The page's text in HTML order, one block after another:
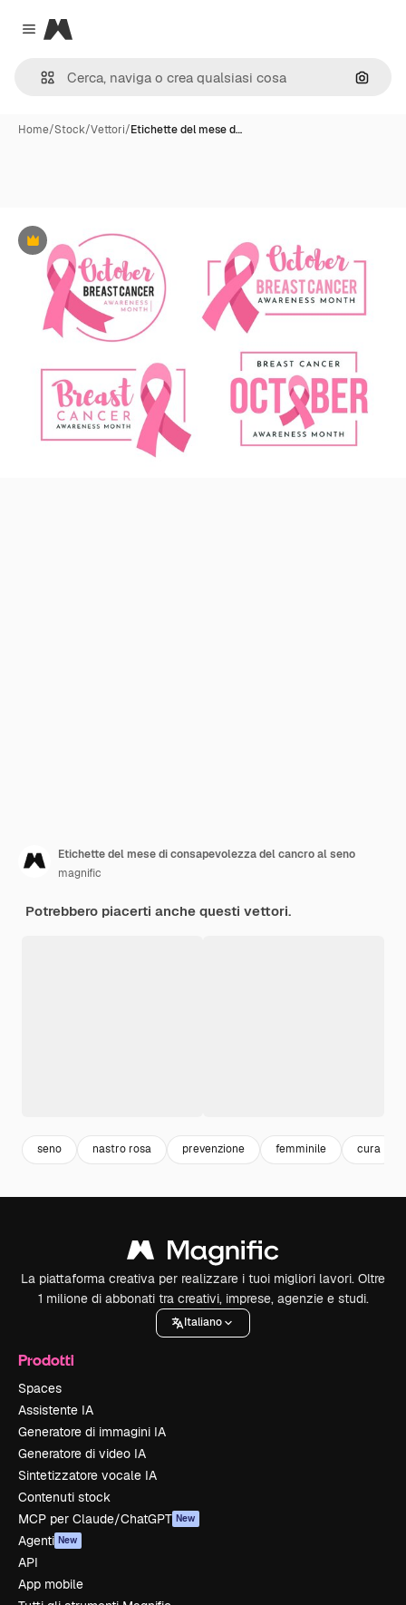
Close menu
Magnific
Cerca
Home/Stock/Vettori/Etichette del mese d…
Premium
Etichette del mese di consapevolezza del cancro al seno
magnific
Potrebbero piacerti anche questi vettori.
seno nastro rosa prevenzione femminile cura
La piattaforma creativa per realizzare i tuoi migliori lavori. Oltre
1 milione di abbonati tra creativi, imprese, agenzie e studi.
Italiano
Prodotti
Spaces
Assistente IA
Generatore di immagini IA
Generatore di video IA
Sintetizzatore vocale IA
Contenuti stock
MCP per Claude/ChatGPT New
Agenti New
API
App mobile